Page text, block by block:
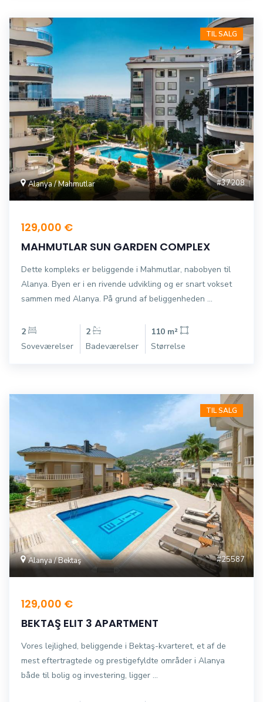
TIL SALG
Alanya / Mahmutlar #37208
129,000 €
MAHMUTLAR SUN GARDEN COMPLEX
Dette kompleks er beliggende i Mahmutlar, nabobyen til
Alanya. Byen er i en rivende udvikling og er snart vokset
sammen med Alanya. På grund af beliggenheden ...
2
Soveværelser
2
Badeværelser
110 m²
Størrelse
TIL SALG
Alanya / Bektaş #25587
129,000 €
BEKTAŞ ELIT 3 APARTMENT
Vores lejlighed, beliggende i Bektaş-kvarteret, et af de
mest eftertragtede og prestigefyldte områder i Alanya
både til bolig og investering, ligger ...